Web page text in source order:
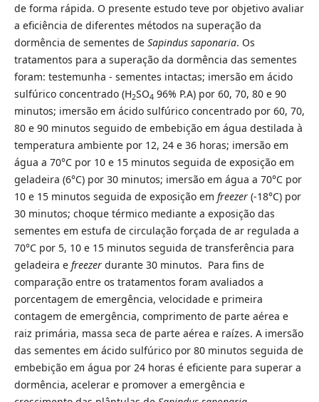
de forma rápida. O presente estudo teve por objetivo avaliar
a eficiência de diferentes métodos na superação da
dormência de sementes de Sapindus saponaria. Os
tratamentos para a superação da dormência das sementes
foram: testemunha - sementes intactas; imersão em ácido
sulfúrico concentrado (H2SO4 96% P.A) por 60, 70, 80 e 90
minutos; imersão em ácido sulfúrico concentrado por 60, 70,
80 e 90 minutos seguido de embebição em água destilada à
temperatura ambiente por 12, 24 e 36 horas; imersão em
água a 70°C por 10 e 15 minutos seguida de exposição em
geladeira (6°C) por 30 minutos; imersão em água a 70°C por
10 e 15 minutos seguida de exposição em freezer(-18°C) por
30 minutos; choque térmico mediante a exposição das
sementes em estufa de circulação forçada de ar regulada a
70°C por 5, 10 e 15 minutos seguida de transferência para
geladeira e freezerdurante 30 minutos. Para fins de
comparação entre os tratamentos foram avaliados a
porcentagem de emergência, velocidade e primeira
contagem de emergência, comprimento de parte aérea e
raiz primária, massa seca de parte aérea e raízes. A imersão
das sementes em ácido sulfúrico por 80 minutos seguida de
embebição em água por 24 horas é eficiente para superar a
dormência, acelerar e promover a emergência e